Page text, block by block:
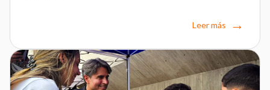
Leer más